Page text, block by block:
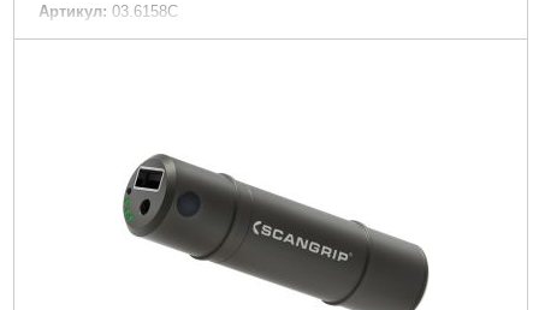
Артикул: 03.6158C
Код товара: 29.40.34